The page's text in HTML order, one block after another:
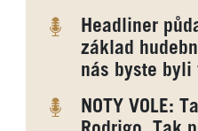
Headliner
základ
nás byste byli
NOTY VOLE: